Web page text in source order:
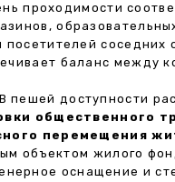
проходимости
соседних
баланс между
пешей доступности
общественного
перемещения
объектом жилого
оснащение и